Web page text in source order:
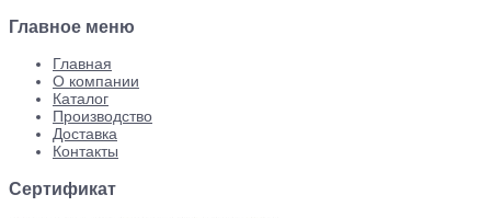
Главное меню
Главная
О компании
Каталог
Производство
Доставка
Контакты
Сертификат